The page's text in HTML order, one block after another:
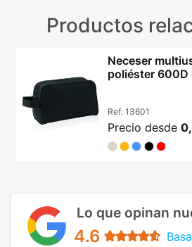
Productos
Neceser
poliéster 600D
Ref: 13601
Precio desde
Lo que opinan
4.6